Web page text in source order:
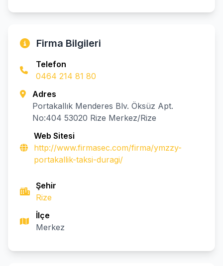
Firma Bilgileri
Telefon
0464 214 81 80
Adres
Portakallık Menderes Blv. Öksüz Apt.
No:404 53020 Rize Merkez/Rize
Web Sitesi
http://www.firmasec.com/firma/ymzzy-
portakallik-taksi-duragi/
Şehir
Rize
İlçe
Merkez